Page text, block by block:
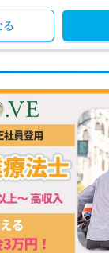
る